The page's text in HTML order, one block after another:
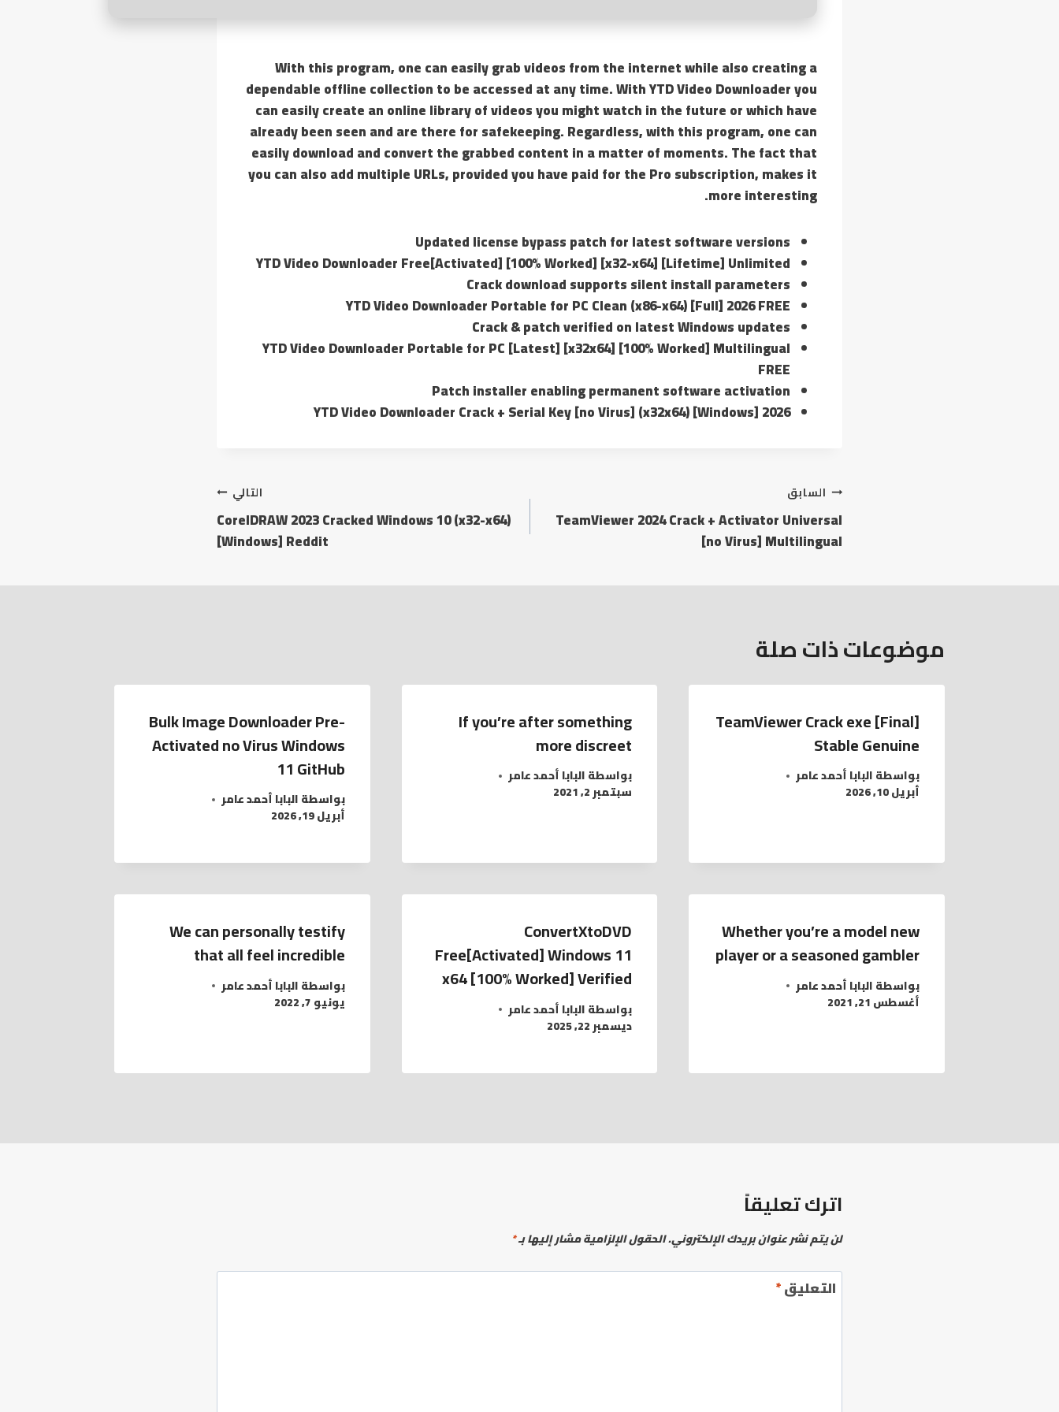
With this program, one can easily grab videos from the internet while also creating a
dependable offline collection to be accessed at any time. With YTD Video Downloader you
can easily create an online library of videos you might watch in the future or which have
already been seen and are there for safekeeping. Regardless, with this program, one can
easily download and convert the grabbed content in a matter of moments. The fact that
you can also add multiple URLs, provided you have paid for the Pro subscription, makes it
more interesting.
Updated license bypass patch for latest software versions
YTD Video Downloader Free[Activated] [100% Worked] [x32-x64] [Lifetime] Unlimited
Crack download supports silent install parameters
YTD Video Downloader Portable for PC Clean (x86-x64) [Full] 2026 FREE
Crack & patch verified on latest Windows updates
YTD Video Downloader Portable for PC [Latest] [x32x64] [100% Worked] Multilingual
FREE
Patch installer enabling permanent software activation
YTD Video Downloader Crack + Serial Key [no Virus] (x32x64) [Windows] 2026
السابق
TeamViewer 2024 Crack + Activator Universal
[no Virus] Multilingual
التالي
CorelDRAW 2023 Cracked Windows 10 (x32-x64)
[Windows] Reddit
موضوعات ذات صلة
TeamViewer Crack exe [Final]
Stable Genuine
بواسطةالبابا أحمد عامر
أبريل 10, 2026
If you’re after something
more discreet
بواسطةالبابا أحمد عامر
سبتمبر 2, 2021
Bulk Image Downloader Pre-
Activated no Virus Windows
11 GitHub
بواسطةالبابا أحمد عامر
أبريل 19, 2026
Whether you’re a model new
player or a seasoned gambler
بواسطةالبابا أحمد عامر
أغسطس 21, 2021
ConvertXtoDVD
Free[Activated] Windows 11
x64 [100% Worked] Verified
بواسطةالبابا أحمد عامر
ديسمبر 22, 2025
We can personally testify
that all feel incredible
بواسطةالبابا أحمد عامر
يونيو 7, 2022
اترك تعليقاً
لن يتم نشر عنوان بريدك الإلكتروني.الحقول الإلزامية مشار إليها بـ*
التعليق*